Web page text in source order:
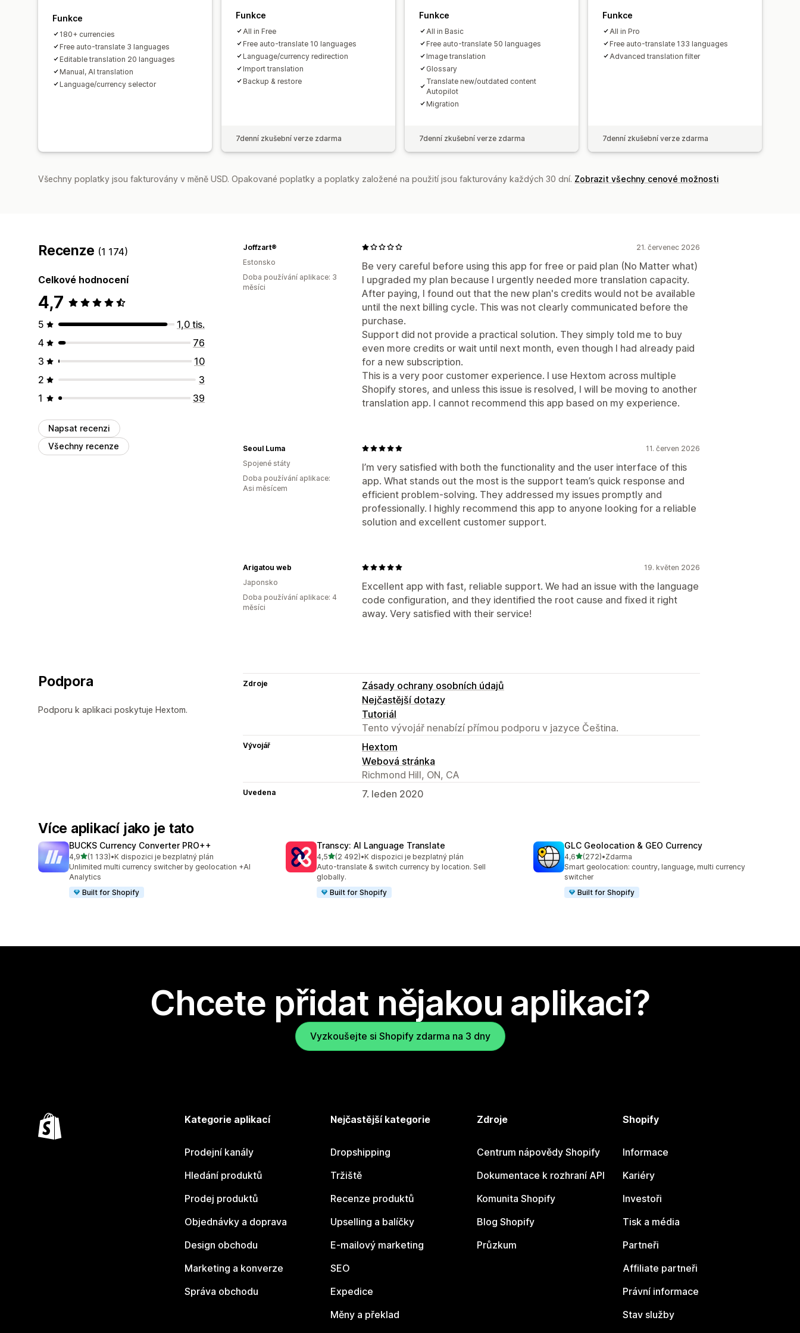
Funkce
180+ currencies
Free auto-translate 3 languages
Editable translation 20 languages
Manual, AI translation
Language/currency selector
Funkce
All in Free
Free auto-translate 10 languages
Language/currency redirection
Import translation
Backup & restore
7denní zkušební verze zdarma
Funkce
All in Basic
Free auto-translate 50 languages
Image translation
Glossary
Translate new/outdated content
Autopilot
Migration
7denní zkušební verze zdarma
Funkce
All in Pro
Free auto-translate 133 languages
Advanced translation filter
7denní zkušební verze zdarma
Všechny poplatky jsou fakturovány v měně USD. Opakované poplatky a poplatky založené na použití jsou fakturovány každých 30 dní. Zobrazit všechny cenové možnosti
Recenze (1 174)
Celkové hodnocení
4,7
5
1,0 tis.
4
76
3
10
2
3
1
39
Napsat recenzi
Všechny recenze
21. červenec 2026
Be very careful before using this app for free or paid plan (No Matter what)
I upgraded my plan because I urgently needed more translation capacity.
After paying, I found out that the new plan's credits would not be available
until the next billing cycle. This was not clearly communicated before the
purchase.
Support did not provide a practical solution. They simply told me to buy
even more credits or wait until next month, even though I had already paid
for a new subscription.
This is a very poor customer experience. I use Hextom across multiple
Shopify stores, and unless this issue is resolved, I will be moving to another
translation app. I cannot recommend this app based on my experience.
Joffzart®
Estonsko
Doba používání aplikace: 3
měsíci
11. červen 2026
I’m very satisfied with both the functionality and the user interface of this
app. What stands out the most is the support team’s quick response and
efficient problem-solving. They addressed my issues promptly and
professionally. I highly recommend this app to anyone looking for a reliable
solution and excellent customer support.
Seoul Luma
Spojené státy
Doba používání aplikace:
Asi měsícem
19. květen 2026
Excellent app with fast, reliable support. We had an issue with the language
code configuration, and they identified the root cause and fixed it right
away. Very satisfied with their service!
Arigatou web
Japonsko
Doba používání aplikace: 4
měsíci
Podpora
Podporu k aplikaci poskytuje Hextom.
Zdroje
Zásady ochrany osobních údajů
Nejčastější dotazy
Tutoriál
Tento vývojář nenabízí přímou podporu v jazyce Čeština.
Vývojář
Hextom
Webová stránka
Richmond Hill, ON, CA
Uvedena 7. leden 2020
Více aplikací jako je tato
BUCKS Currency Converter PRO++
4,9z 5 hvězd
(1 133)
Celkový počet recenzí: 1133
•K dispozici je bezplatný plán
Unlimited multi currency switcher by geolocation +AI
Analytics
Built for Shopify
Transcy: AI Language Translate
4,5z 5 hvězd
(2 492)
Celkový počet recenzí: 2492
•K dispozici je bezplatný plán
Auto-translate & switch currency by location. Sell
globally.
Built for Shopify
GLC Geolocation & GEO Currency
4,6z 5 hvězd
(272)
Celkový počet recenzí: 272
•Zdarma
Smart geolocation: country, language, multi currency
switcher
Built for Shopify
Chcete přidat nějakou aplikaci?
Vyzkoušejte si Shopify zdarma na 3 dny
Kategorie aplikací
Prodejní kanály
Hledání produktů
Prodej produktů
Objednávky a doprava
Design obchodu
Marketing a konverze
Správa obchodu
Nejčastější kategorie
Dropshipping
Tržiště
Recenze produktů
Upselling a balíčky
E-mailový marketing
SEO
Expedice
Měny a překlad
Zdroje
Centrum nápovědy Shopify
Dokumentace k rozhraní API
Komunita Shopify
Blog Shopify
Průzkum
Shopify
Informace
Kariéry
Investoři
Tisk a média
Partneři
Affiliate partneři
Právní informace
Stav služby